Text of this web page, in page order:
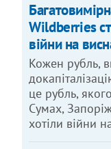
Wildberries
війни на
Кожен рубль,
це рубль,
Сумах,
хотіли війни